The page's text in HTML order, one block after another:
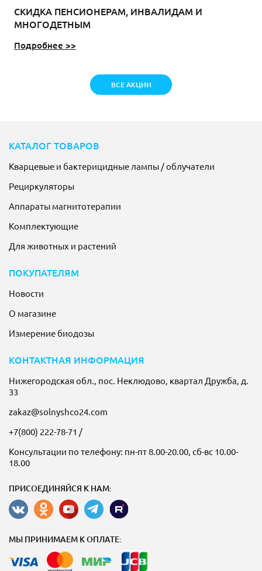
СКИДКА ПЕНСИОНЕРАМ, ИНВАЛИДАМ И
МНОГОДЕТНЫМ
Подробнее >>
ВСЕ АКЦИИ
КАТАЛОГ ТОВАРОВ
Кварцевые и бактерицидные лампы / облучатели
Рециркуляторы
Аппараты магнитотерапии
Комплектующие
Для животных и растений
ПОКУПАТЕЛЯМ
Новости
О магазине
Измерение биодозы
КОНТАКТНАЯ ИНФОРМАЦИЯ
Нижегородская обл., пос. Неклюдово, квартал Дружба, д.
33
zakaz@solnyshco24.com
+7(800) 222-78-71 /
Консультации по телефону: пн-пт 8.00-20.00, сб-вс 10.00-
18.00
ПРИСОЕДИНЯЙСЯ К НАМ:
МЫ ПРИНИМАЕМ К ОПЛАТЕ: